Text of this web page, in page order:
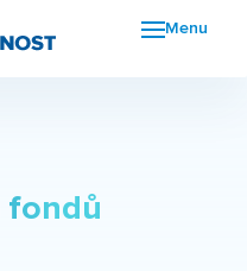
Menu
fondů